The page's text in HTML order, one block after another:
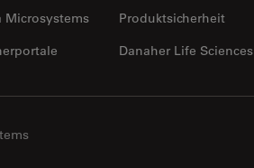
Microsystems
Produktsicherheit
Danaher Life Sciences